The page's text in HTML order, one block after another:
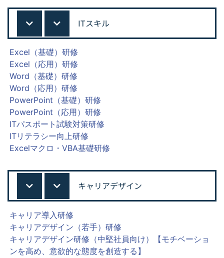
ITスキル
Excel（基礎）研修
Excel（応用）研修
Word（基礎）研修
Word（応用）研修
PowerPoint（基礎）研修
PowerPoint（応用）研修
ITパスポート試験対策研修
ITリテラシー向上研修
Excelマクロ・VBA基礎研修
キャリアデザイン
キャリア導入研修
キャリアデザイン（若手）研修
キャリアデザイン研修（中堅社員向け）【モチベーショ
ンを高め、意欲的な態度を創造する】